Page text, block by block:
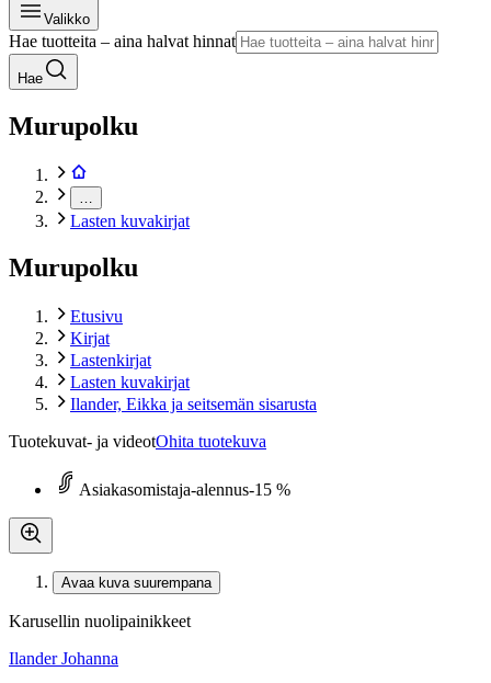
Valikko
Hae tuotteita – aina halvat hinnat
Hae
Murupolku
Lasten kuvakirjat
Murupolku
Etusivu
Kirjat
Lastenkirjat
Lasten kuvakirjat
Ilander, Eikka ja seitsemän sisarusta
Tuotekuvat- ja videotOhita tuotekuva
Asiakasomistaja-alennus-15 %
Avaa kuva suurempana
Karusellin nuolipainikkeet
Ilander Johanna